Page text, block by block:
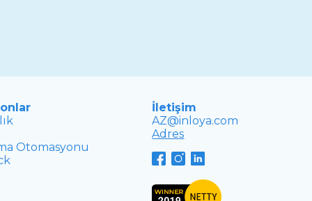
Otomasyonu
İletişim
AZ@inloya.com
Adres